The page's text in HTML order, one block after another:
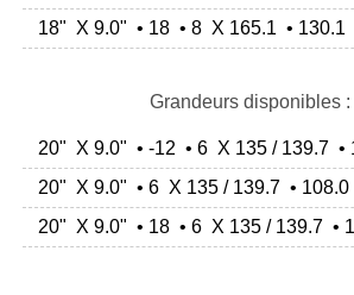
18" X 9.0" • 18 • 8 X 165.1 • 130.1
Grandeurs disponibles :
20" X 9.0" • -12 • 6 X 135 / 139.7 •
20" X 9.0" • 6 X 135 / 139.7 • 108.0
20" X 9.0" • 18 • 6 X 135 / 139.7 •